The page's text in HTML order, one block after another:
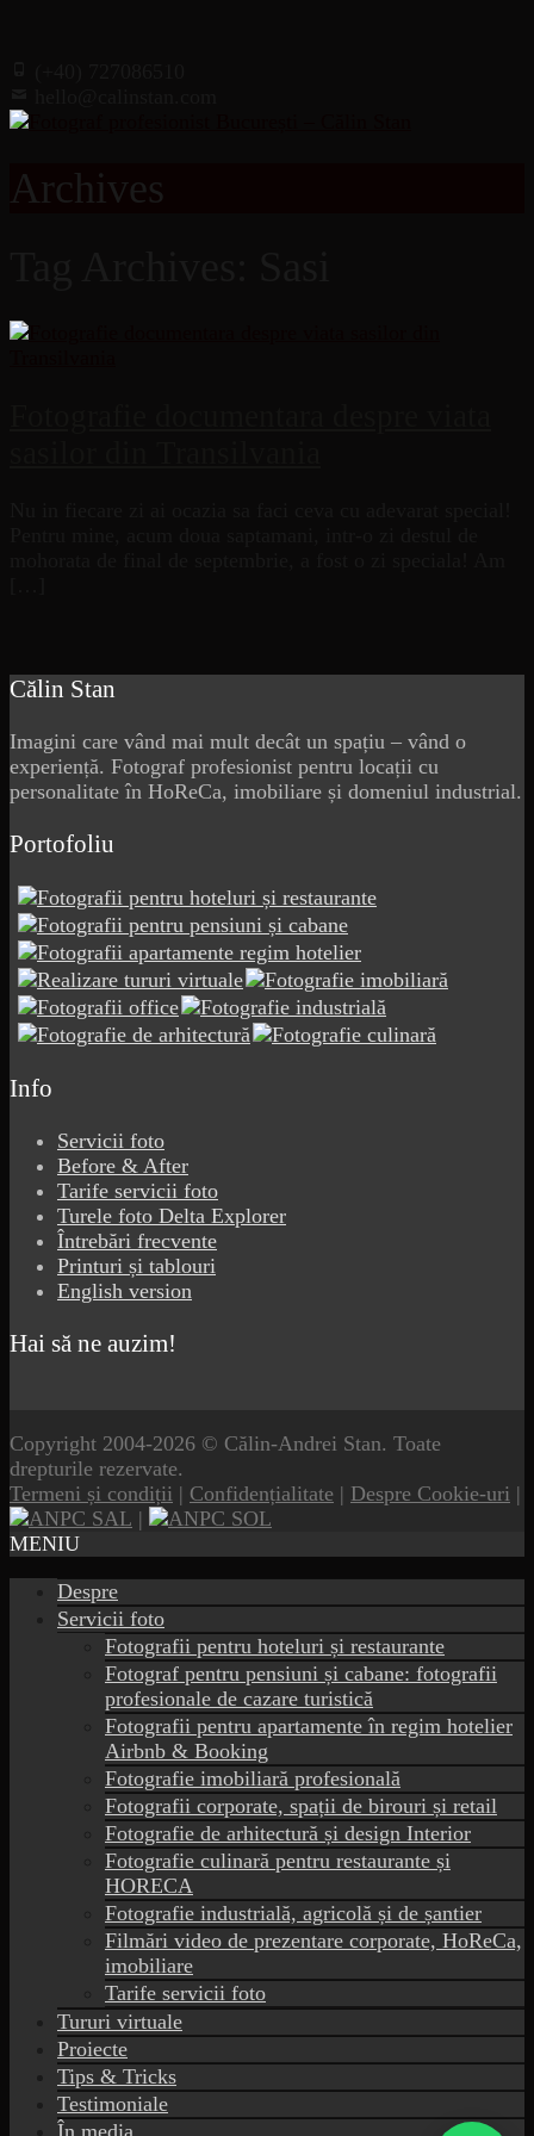
Archives
Călin Stan
Imagini care vând mai mult decât un spațiu – vând o
experiență. Fotograf profesionist pentru locații cu
personalitate în HoReCa, imobiliare și domeniul industrial.
Portofoliu
Info
Servicii foto
Before & After
Tarife servicii foto
Turele foto Delta Explorer
Întrebări frecvente
Printuri și tablouri
English version
Hai să ne auzim!
Copyright 2004-2026 © Călin-Andrei Stan. Toate
drepturile rezervate.
Termeni și condiții | Confidențialitate | Despre Cookie-uri |
|
MENIU
Despre
Servicii foto
Fotografii pentru hoteluri și restaurante
Fotograf pentru pensiuni și cabane: fotografii
profesionale de cazare turistică
Fotografii pentru apartamente în regim hotelier
Airbnb & Booking
Fotografie imobiliară profesională
Fotografii corporate, spații de birouri și retail
Fotografie de arhitectură și design Interior
Fotografie culinară pentru restaurante și
HORECA
Fotografie industrială, agricolă și de șantier
Filmări video de prezentare corporate, HoReCa,
imobiliare
Tarife servicii foto
Tururi virtuale
Proiecte
Tips & Tricks
Testimoniale
În media